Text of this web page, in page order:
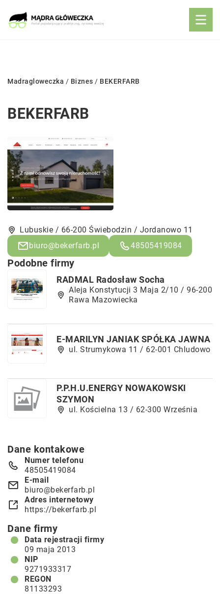
Madragloweczka / Biznes / BEKERFARB
BEKERFARB
Lubuskie / 66-200 Świebodzin / Jordanowo 11
biuro@bekerfarb.pl
48505419084
Podobne firmy
RADMAL Radosław Socha
Aleja Konstytucji 3 Maja 2/10 / 96-200
Rawa Mazowiecka
E-MARILYN JANIAK SPÓŁKA JAWNA
ul. Strumykowa 11 / 62-001 Chludowo
P.P.H.U.ENERGY NOWAKOWSKI
SZYMON
ul. Kościelna 13 / 62-300 Września
Dane kontakowe
Numer telefonu
48505419084
E-mail
biuro@bekerfarb.pl
Adres internetowy
https://bekerfarb.pl
Dane firmy
Data rejestracji firmy
09 maja 2013
NIP
9271933317
REGON
81133293